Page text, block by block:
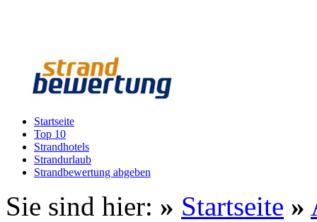
Startseite
Top 10
Strandhotels
Strandurlaub
Strandbewertung abgeben
Sie sind hier: » Startseite »